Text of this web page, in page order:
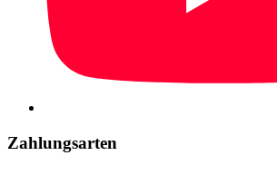
Zahlungsarten